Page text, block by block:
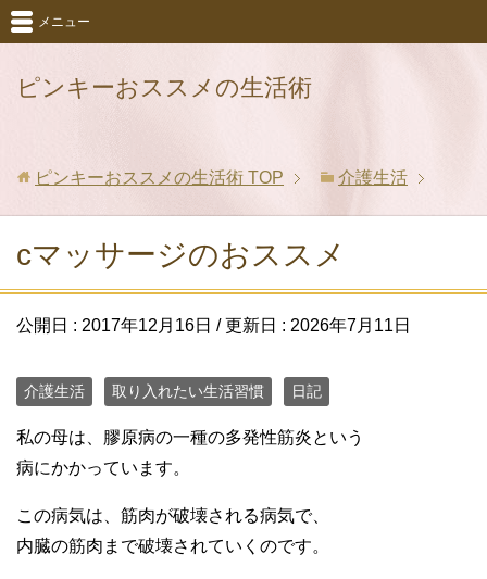
ピンキーおススメの生活術
メニュー
ピンキーおススメの生活術 TOP 介護生活
cマッサージのおススメ
公開日 : 2017年12月16日 / 更新日 : 2026年7月11日
介護生活 取り入れたい生活習慣 日記
私の母は、膠原病の一種の多発性筋炎という
病にかかっています。
この病気は、筋肉が破壊される病気で、
内臓の筋肉まで破壊されていくのです。